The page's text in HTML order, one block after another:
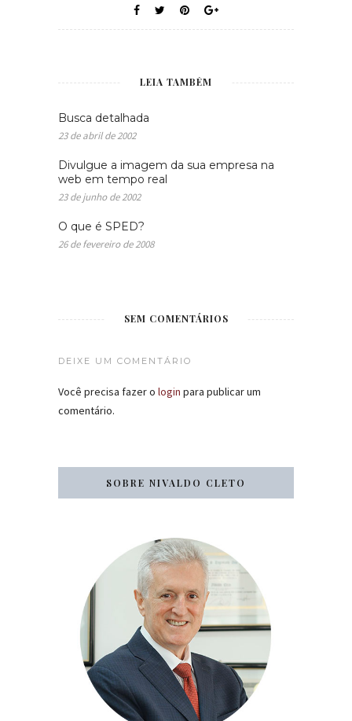
LEIA TAMBÉM
Busca detalhada
23 de abril de 2002
Divulgue a imagem da sua empresa na
web em tempo real
23 de junho de 2002
O que é SPED?
26 de fevereiro de 2008
SEM COMENTÁRIOS
DEIXE UM COMENTÁRIO
Você precisa fazer o login para publicar um
comentário.
SOBRE NIVALDO CLETO